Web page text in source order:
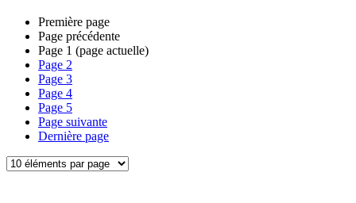
Première page
Page précédente
Page 1 (page actuelle)
Page 2
Page 3
Page 4
Page 5
Page suivante
Dernière page